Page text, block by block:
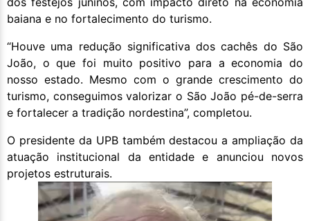
baiana e no fortalecimento do turismo.
“Houve uma redução significativa dos cachês do São
João, o que foi muito positivo para a economia do
nosso estado. Mesmo com o grande crescimento do
turismo, conseguimos valorizar o São João pé-de-serra
e fortalecer a tradição nordestina”, completou.
O presidente da UPB também destacou a ampliação da
atuação institucional da entidade e anunciou novos
projetos estruturais.